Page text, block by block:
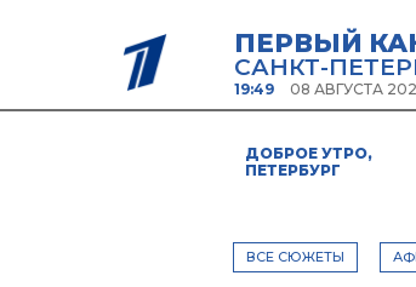
ПЕРВЫЙ
САНКТ-
19:49 08 АВГУСТА
ДОБРОЕ УТРО,
ПЕТЕРБУРГ
ВСЕ СЮЖЕТЫ